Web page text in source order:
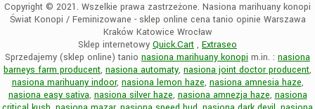
Copyright © 2021. Wszelkie prawa zastrzeżone. Nasiona marihuany konopi
Świat Konopi / Feminizowane - sklep online cena tanio opinie Warszawa
Kraków Katowice Wrocław
Sklep internetowy Quick.Cart , Extraseo
Sprzedajemy (sklep online) tanio nasiona marihuany konopi m.in. : nasiona
barneys farm producent, nasiona automaty, nasiona joint doctor producent,
nasiona marihuany indoor, nasiona lemon haze, nasiona amnesia haze,
nasiona easy sativa, nasiona silver haze, nasiona amnezja haze, nasiona